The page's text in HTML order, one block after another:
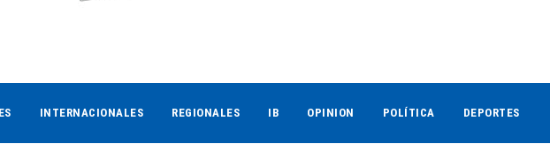
INTERNACIONALES REGIONALES IB OPINION POLÍTICA DEPORTES